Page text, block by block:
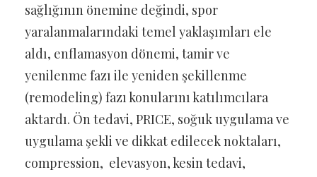
sağlığının önemine değindi, spor
yaralanmalarındaki temel yaklaşımları ele
aldı, enflamasyon dönemi, tamir ve
yenilenme fazı ile yeniden şekillenme
(remodeling) fazı konularını katılımcılara
aktardı. Ön tedavi, PRICE, soğuk uygulama ve
uygulama şekli ve dikkat edilecek noktaları,
compression, elevasyon, kesin tedavi,